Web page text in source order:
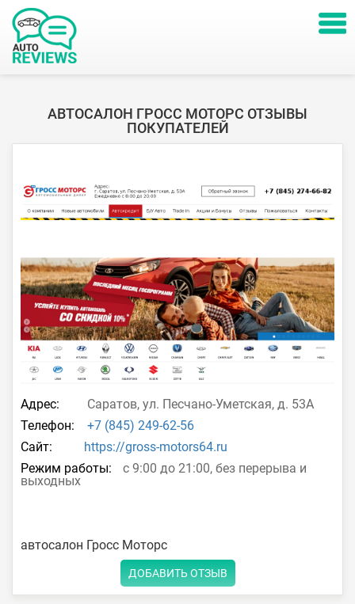
АВТОСАЛОН ГРОСС МОТОРС ОТЗЫВЫ
ПОКУПАТЕЛЕЙ
Адрес:
Саратов, ул. Песчано-Уметская, д. 53А
Телефон:
+7 (845) 249-62-56
Сайт:
https://gross-motors64.ru
Режим работы:
с 9:00 до 21:00, без перерыва и
выходных
автосалон Гросс Моторс
ДОБАВИТЬ ОТЗЫВ